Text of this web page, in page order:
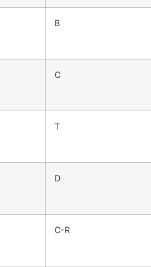
B
C
T
D
C-R